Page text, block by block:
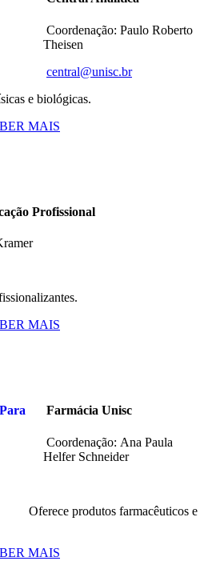
Coordenação: Paulo Roberto
Theisen
central@unisc.br
e biológicas.
MAIS
Profissional
MAIS
Farmácia Unisc
Coordenação: Ana Paula
Helfer Schneider
farmacêuticos e
MAIS